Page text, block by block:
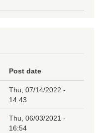
Post date
Thu, 07/14/2022 -
14:43
Thu, 06/03/2021 -
16:54